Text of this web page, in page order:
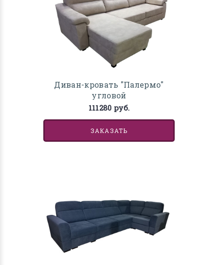
Диван-кровать "Палермо"
угловой
111280 руб.
ЗАКАЗАТЬ